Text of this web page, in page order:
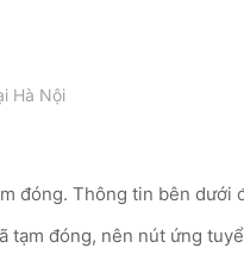
Hà Nội
đóng. Thông tin bên dưới
tạm đóng, nên nút ứng